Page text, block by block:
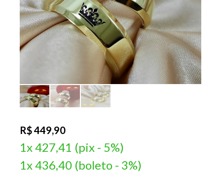
R$ 449,90
1x 427,41 (pix - 5%)
1x 436,40 (boleto - 3%)